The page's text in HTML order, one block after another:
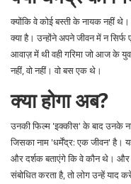
क्योंकि वे कोई बस्ती के नायक नहीं
क्या है। उन्होंने अपने जीवन में न
आवाज़ में थी वही गरिमा जो आज के
नहीं, वो नहीं। वो बस एक थे।
क्या होगा अब?
उनकी फिल्म 'इक्कीस' के बाद उनके
जिसका नाम 'धर्मेंद्र: एक जीवन' है।
और दर्शक बताएंगे कि वे कौन थे। और
संबोधित करता है, तो लोग उन्हें